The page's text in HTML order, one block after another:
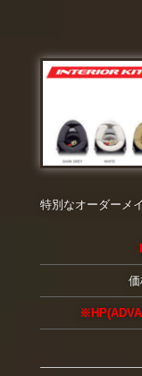
特別なオーダーメ
価